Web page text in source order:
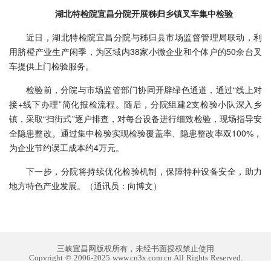
湖北特检院宜昌分院开展秭归乡镇叉车集中检验
近日，湖北特检院宜昌分院与秭归县市场监督管理局联动，利
用脐橙产业生产闲季，为区域内38家小微企业和个体户的50余台叉
车提供上门检验服务。
检验前，分院与市场监管部门协同开辟绿色通道，通过“线上对
接+线下办理”简化报检流程。随后，分院组建2支检验小队深入乡
镇，采取“扫街式”逐户排查，对每台设备进行细致检验，现场指导安
全隐患整改。通过集中检验实现检验覆盖率、隐患整改率双100%，
为企业节约误工成本约4万元。
下一步，分院将持续优化检验机制，保障特种设备安全，助力
地方特色产业发展。（通讯员：向博文）
三峡宜昌网版权所有，未经书面授权禁止使用
Copyright © 2006-2025 www.cn3x.com.cn All Rights Reserved.